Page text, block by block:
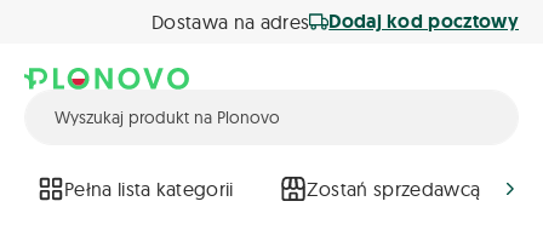
Dostawa na adres Dodaj kod pocztowy
Pełna lista kategorii Zostań sprzedawcą